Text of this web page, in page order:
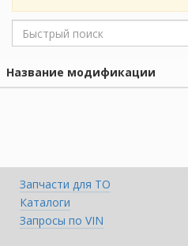
Название модификации
Запчасти для ТО
Каталоги
Запросы по VIN